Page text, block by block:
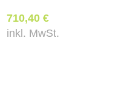
710,40 €
inkl. MwSt.